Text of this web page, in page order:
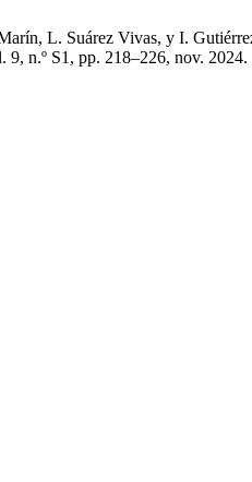
L. Suárez Vivas, y I.
9, n.º S1, pp. 218–226, nov. 2024.